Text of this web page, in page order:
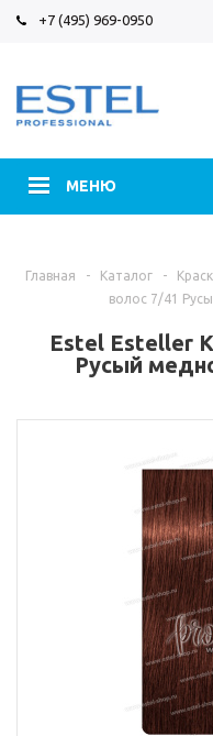
+7 (495) 969-0950
МЕНЮ
Главная - Каталог -
волос 7/41
Estel Esteller
Русый